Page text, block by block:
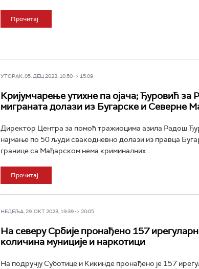
Прочитај
УТОРАК, 05. ДЕЦ 2023, 10:50 -> 15:09
Кријумчарење утихне па ојача; Ђуровић
миграната долази из Бугарске и Северне
Директор Центра за помоћ тражиоцима азила Радош
најмање по 50 људи свакодневно долази из правца
границе са Мађарском нема криминалних...
Прочитај
НЕДЕЉА, 29. ОКТ 2023, 19:39 -> 20:05
На северу Србије пронађено 157
количина муниције и наркотици
На подручју Суботице и Кикинде пронађено је 157